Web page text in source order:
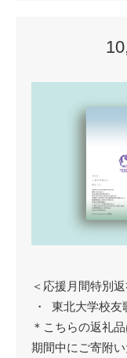
＜応援月間特別返
東北大学校友
＊こちらの返礼
期間中にご寄附